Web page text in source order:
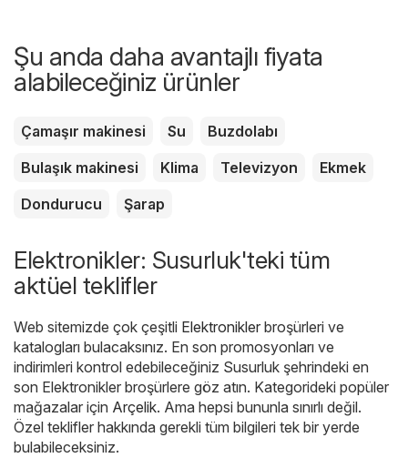
Şu anda daha avantajlı fiyata
alabileceğiniz ürünler
Çamaşır makinesi Su
Buzdolabı
Bulaşık makinesi
Klima Televizyon
Ekmek
Dondurucu
Şarap
Elektronikler: Susurluk'teki tüm
aktüel teklifler
Web sitemizde çok çeşitli Elektronikler broşürleri ve
katalogları bulacaksınız. En son promosyonları ve
indirimleri kontrol edebileceğiniz Susurluk şehrindeki en
son Elektronikler broşürlere göz atın. Kategorideki popüler
mağazalar için Arçelik. Ama hepsi bununla sınırlı değil.
Özel teklifler hakkında gerekli tüm bilgileri tek bir yerde
bulabileceksiniz.